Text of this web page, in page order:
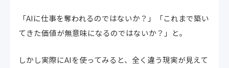
「AIに仕事を奪われるのではないか？」「これまで築い
てきた価値が無意味になるのではないか？」と。
しかし実際にAIを使ってみると、全く違う現実が見えて